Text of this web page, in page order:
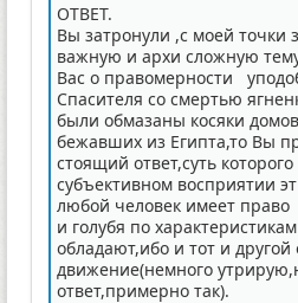
ОТВЕТ.
Вы затронули ,с моей точки
важную и архи сложную
Вас о правомерности
Спасителя со смертью
были обмазаны косяки
бежавших из Египта,то Вы
стоящий ответ,суть
субъективном восприятии
любой человек имеет право
и голубя по
обладают,ибо и тот и другой
движение(немного
ответ,примерно так).